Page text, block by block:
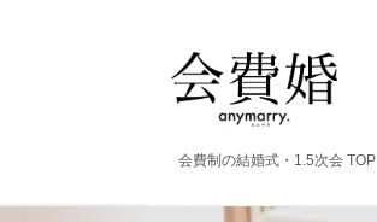
会費制の結婚式・1.5次会 TOP